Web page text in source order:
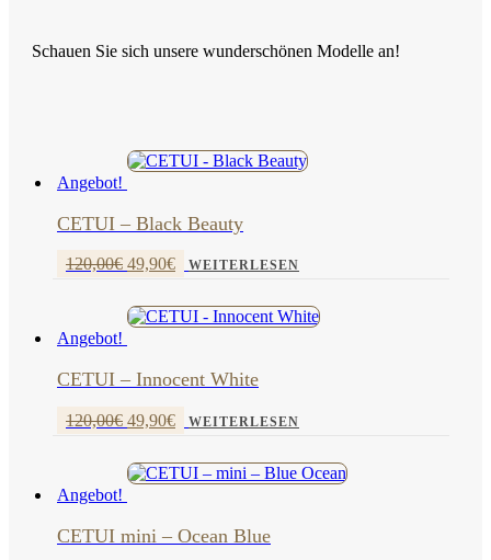
Schauen Sie sich unsere wunderschönen Modelle an!
Angebot!
CETUI – Black Beauty
120,00€ Ursprünglicher
war:
120,00€
49,90€Aktueller
ist:
49,90€.
WEITERLESEN
Angebot!
CETUI – Innocent White
120,00€ Ursprünglicher
war:
120,00€
49,90€Aktueller
ist:
49,90€.
WEITERLESEN
Angebot!
CETUI mini – Ocean Blue